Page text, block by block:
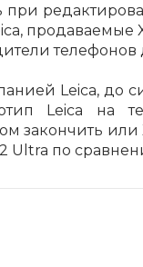
в корзину
при
продаваемые
Leica, до
Leica на
закончить или
Ultra по